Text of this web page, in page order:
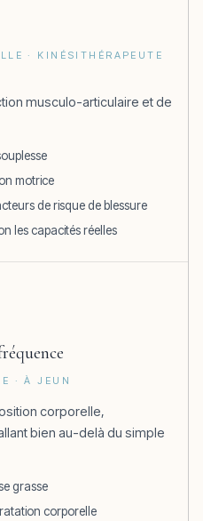
· KINÉSITHÉRAPEUTE
musculo-articulaire et de
motrice
de risque de blessure
les capacités réelles
· À JEUN
corporelle,
bien au-delà du simple
grasse
corporelle